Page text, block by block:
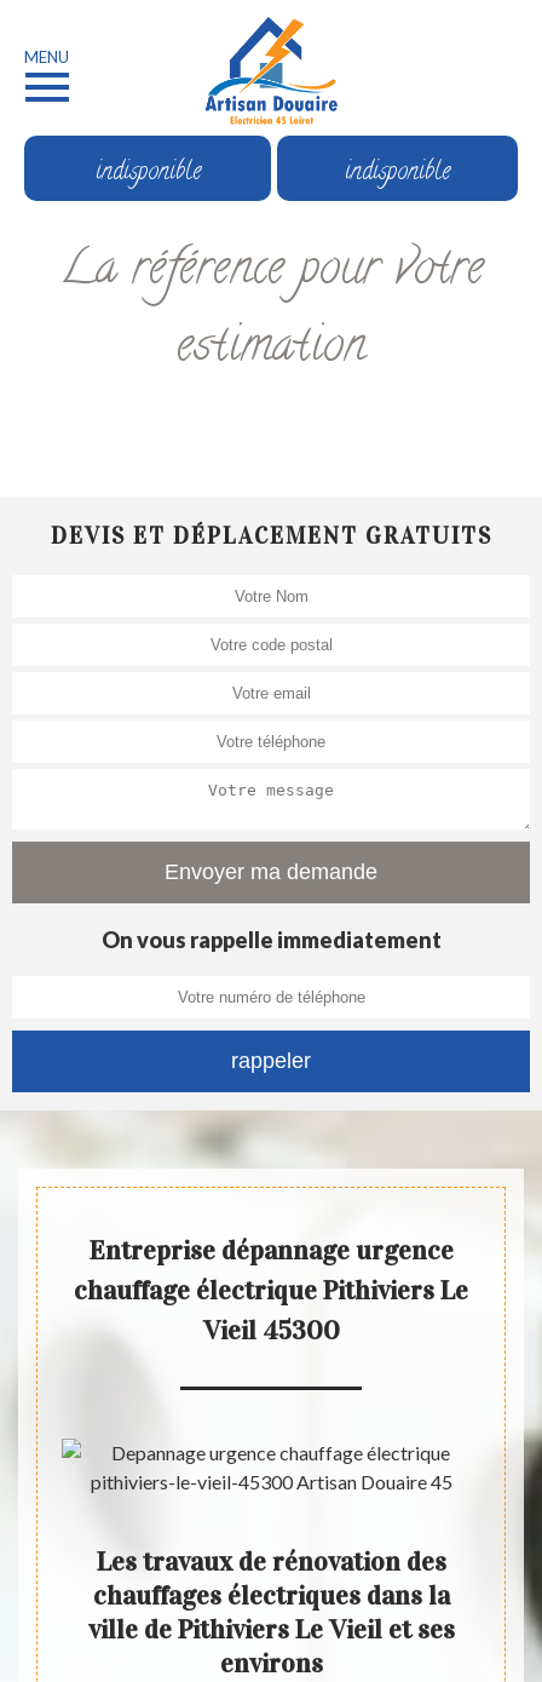
MENU
indisponible indisponible
La référence pour votre
estimation
DEVIS ET DÉPLACEMENT GRATUITS
On vous rappelle immediatement
Entreprise dépannage urgence
chauffage électrique Pithiviers Le
Vieil 45300
Les travaux de rénovation des
chauffages électriques dans la
ville de Pithiviers Le Vieil et ses
environs